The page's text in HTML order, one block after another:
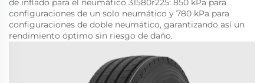
de inflado para el neumático 31580r225: 850 kPa para
configuraciones de un solo neumático y 780 kPa para
configuraciones de doble neumático, garantizando así un
rendimiento óptimo sin riesgo de daño.